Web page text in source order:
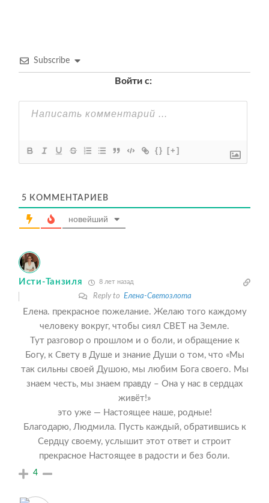
Subscribe
Войти с:
{} [+]
5 КОММЕНТАРИЕВ
новейший
Исти-Танзиля 8 лет назад
Reply to Елена-Светозлота
Елена. прекрасное пожелание. Желаю того каждому
человеку вокруг, чтобы сиял СВЕТ на Земле.
Тут разговор о прошлом и о боли, и обращение к
Богу, к Свету в Душе и знание Души о том, что «Мы
так сильны своей Душою, мы любим Бога своего. Мы
знаем честь, мы знаем правду – Она у нас в сердцах
живёт!»
это уже — Настоящее наше, родные!
Благодарю, Людмила. Пусть каждый, обратившись к
Сердцу своему, услышит этот ответ и строит
прекрасное Настоящее в радости и без боли.
4